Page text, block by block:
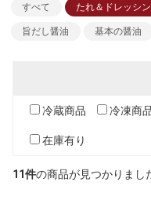
すべて たれ＆ドレッシ
旨だし醤油 基本の醤油
冷蔵商品 冷凍商
在庫有り
11件の商品が見つかりまし